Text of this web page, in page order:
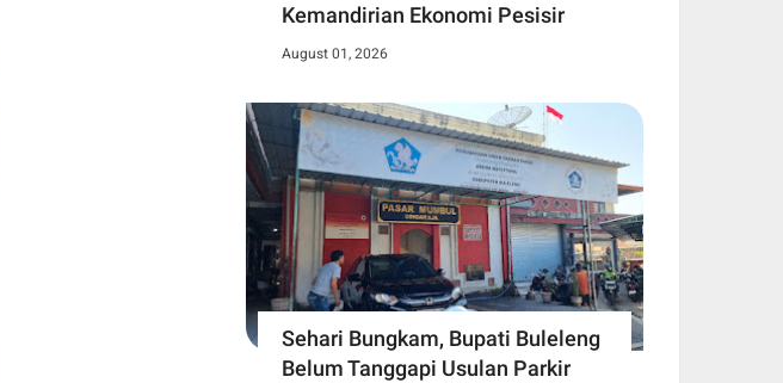
Kemandirian Ekonomi Pesisir
August 01, 2026
Sehari Bungkam, Bupati Buleleng
Belum Tanggapi Usulan Parkir